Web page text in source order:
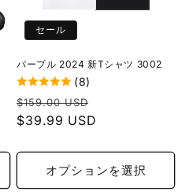
セール
パープル 2024 新Tシャツ 3002
(8)
通
常
格
$159.00 USD
格
$39.99 USD
オプションを選択